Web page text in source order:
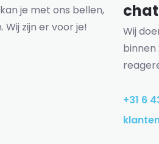
je met ons bellen,
zijn er voor je!
Wij
binnen
+31 6